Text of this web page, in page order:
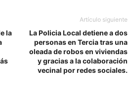
la
Artículo siguiente
La Policia Local detiene a dos
personas en Tercia tras una
oleada de robos en viviendas
y gracias a la colaboración
vecinal por redes sociales.